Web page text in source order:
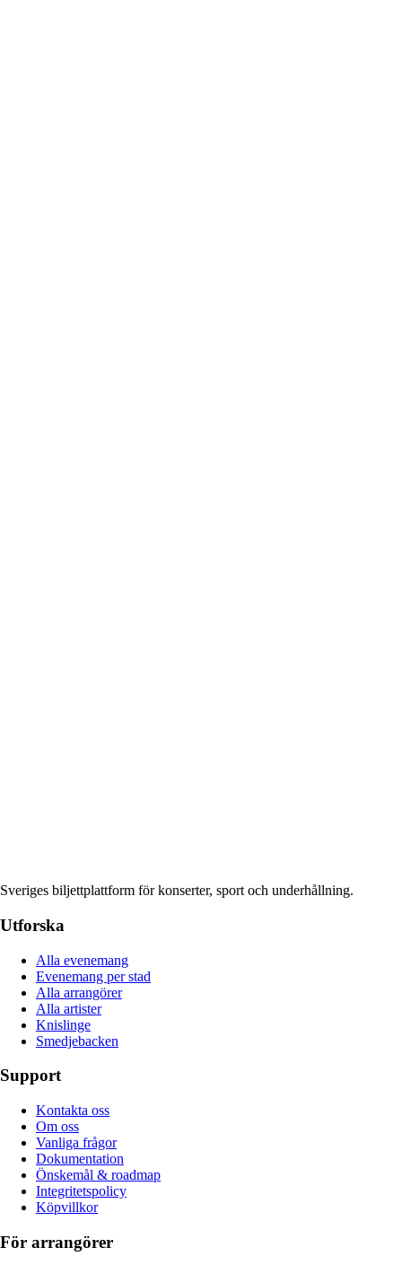
Sveriges biljettplattform för konserter, sport och underhållning.
Utforska
Alla evenemang
Evenemang per stad
Alla arrangörer
Alla artister
Knislinge
Smedjebacken
Support
Kontakta oss
Om oss
Vanliga frågor
Dokumentation
Önskemål & roadmap
Integritetspolicy
Köpvillkor
För arrangörer